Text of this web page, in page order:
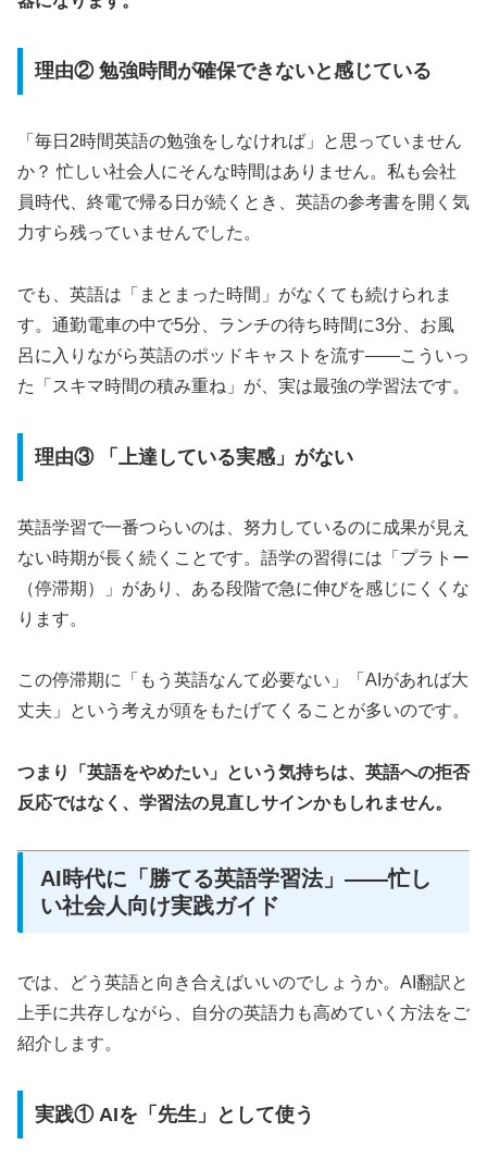
理由② 勉強時間が確保できないと感じている
「毎日2時間英語の勉強をしなければ」と思っていません
か？ 忙しい社会人にそんな時間はありません。私も会社
員時代、終電で帰る日が続くとき、英語の参考書を開く気
力すら残っていませんでした。
でも、英語は「まとまった時間」がなくても続けられま
す。通勤電車の中で5分、ランチの待ち時間に3分、お風
呂に入りながら英語のポッドキャストを流す——こういっ
た「スキマ時間の積み重ね」が、実は最強の学習法です。
理由③ 「上達している実感」がない
英語学習で一番つらいのは、努力しているのに成果が見え
ない時期が長く続くことです。語学の習得には「プラトー
（停滞期）」があり、ある段階で急に伸びを感じにくくな
ります。
この停滞期に「もう英語なんて必要ない」「AIがあれば大
丈夫」という考えが頭をもたげてくることが多いのです。
つまり「英語をやめたい」という気持ちは、英語への拒否
反応ではなく、学習法の見直しサインかもしれません。
AI時代に「勝てる英語学習法」——忙し
い社会人向け実践ガイド
では、どう英語と向き合えばいいのでしょうか。AI翻訳と
上手に共存しながら、自分の英語力も高めていく方法をご
紹介します。
実践① AIを「先生」として使う